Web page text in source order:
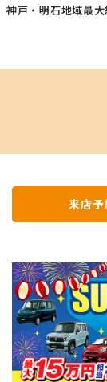
神戸・明石地域最
来店予